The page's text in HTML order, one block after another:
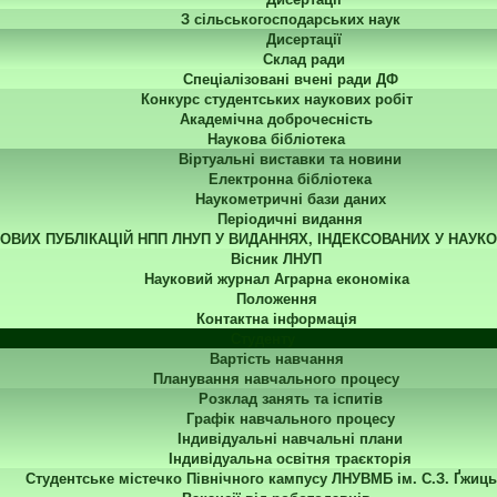
З сільськогосподарських наук
Дисертації
Склад ради
Спеціалізовані вчені ради ДФ
Конкурс студентських наукових робіт
Академічна доброчесність
Наукова бібліотека
Віртуальні виставки та новини
Електронна бібліотека
Наукометричні бази даних
Періодичні видання
ПУБЛІКАЦІЙ НПП ЛНУП У ВИДАННЯХ, ІНДЕКСОВАНИХ У
Вісник ЛНУП
Науковий журнал Аграрна економіка
Положення
Контактна інформація
Вартість навчання
Планування навчального процесу
Розклад занять та іспитів
Графік навчального процесу
Індивідуальні навчальні плани
Індивідуальна освітня траєкторія
Студентське містечко Північного кампусу ЛНУВМБ ім. С.З.